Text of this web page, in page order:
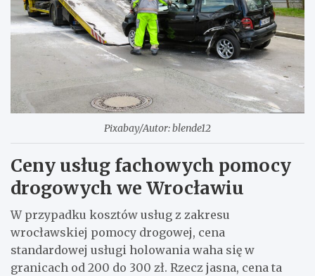
Pixabay/Autor: blende12
Ceny usług fachowych pomocy
drogowych we Wrocławiu
W przypadku kosztów usług z zakresu
wrocławskiej pomocy drogowej, cena
standardowej usługi holowania waha się w
granicach od 200 do 300 zł. Rzecz jasna, cena ta